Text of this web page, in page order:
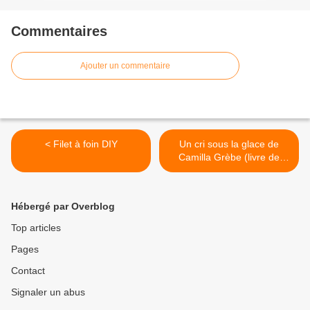
Commentaires
Ajouter un commentaire
< Filet à foin DIY
Un cri sous la glace de
Camilla Grèbe (livre de
poche ) >
Hébergé par Overblog
Top articles
Pages
Contact
Signaler un abus